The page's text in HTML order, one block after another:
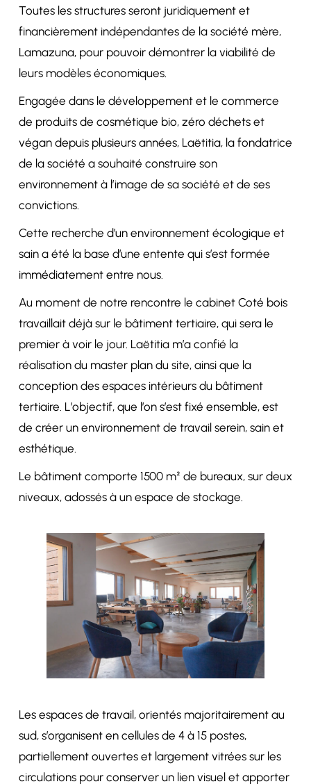
Toutes les structures seront juridiquement et
financièrement indépendantes de la société mère,
Lamazuna, pour pouvoir démontrer la viabilité de
leurs modèles économiques.
Engagée dans le développement et le commerce
de produits de cosmétique bio, zéro déchets et
végan depuis plusieurs années, Laëtitia, la fondatrice
de la société a souhaité construire son
environnement à l’image de sa société et de ses
convictions.
Cette recherche d’un environnement écologique et
sain a été la base d’une entente qui s’est formée
immédiatement entre nous.
Au moment de notre rencontre le cabinet Coté bois
travaillait déjà sur le bâtiment tertiaire, qui sera le
premier à voir le jour. Laëtitia m’a confié la
réalisation du master plan du site, ainsi que la
conception des espaces intérieurs du bâtiment
tertiaire. L’objectif, que l’on s’est fixé ensemble, est
de créer un environnement de travail serein, sain et
esthétique.
Le bâtiment comporte 1500 m² de bureaux, sur deux
niveaux, adossés à un espace de stockage.
Les espaces de travail, orientés majoritairement au
sud, s’organisent en cellules de 4 à 15 postes,
partiellement ouvertes et largement vitrées sur les
circulations pour conserver un lien visuel et apporter